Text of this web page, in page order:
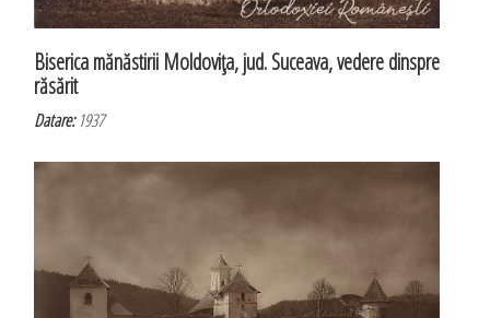
Biserica mănăstirii Moldoviţa, jud. Suceava, vedere dinspre
răsărit
Datare:1937